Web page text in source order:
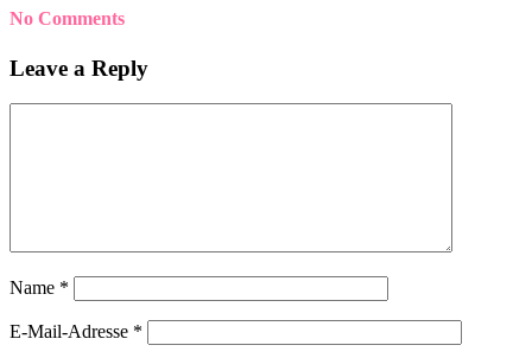
No Comments
Leave a Reply
Name *
E-Mail-Adresse *